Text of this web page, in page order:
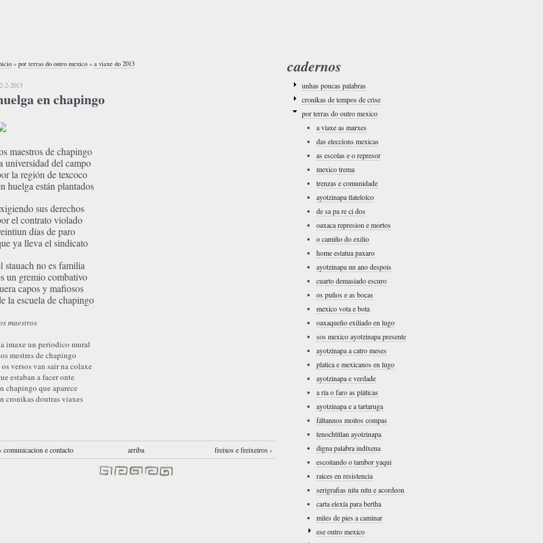
» por terras do outro mexico » a viaxe do 2013
2-2013
en chapingo
maestros de chapingo
universidad del campo
la región de texcoco
huelga están plantados
sus derechos
el contrato violado
días de paro
ya lleva el sindicato
stauach no es familia
un gremio combativo
capos y mafiosos
la escuela de chapingo
maestros
imaxe un periodico mural
mestres de chapingo
os versos van sair na colaxe
estaban a facer onte
chapingo que aparece
cronikas doutras viaxes
‹ comunicacion e contacto arriba freixos e freixeiros ›
cadernos
unhas poucas palabras
cronikas de tempos de crise
por terras do outro mexico
a viaxe as marxes
das eleccions mexicas
as escolas e o represor
mexico trema
trenzas e comunidade
ayotzinapa tlatelolco
de sa pa re ci dos
oaxaca represion e mortos
o camiño do exilio
home estatua paxaro
ayotzinapa un ano despois
cuarto demasiado escuro
os puños e as bocas
mexico vota e bota
oaxaqueño exiliado en lugo
sos mexico ayotzinapa presente
ayotzinapa a catro meses
platica e mexicanos en lugo
ayotzinapa e verdade
a ría o faro as pláticas
ayotzinapa e a tartaruga
fáltannos moitos compas
tenochtitlan ayotzinapa
digna palabra indíxena
escoitando o tambor yaqui
raices en resistencia
serigrafias nitu nitu e acordeon
carta elexía para bertha
miles de pies a caminar
ese outro mexico